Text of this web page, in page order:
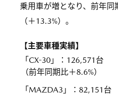
乗用車が増となり、前年
（＋13.3%）。
【主要車種実績】
「CX-30」
： 126,571台
（前年同期比＋8.6%）
「MAZDA3」
： 82,151台